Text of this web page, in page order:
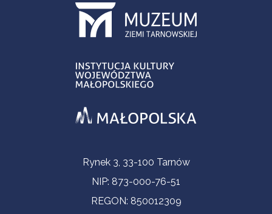
Informacje kontaktoweRynek 3, 33-100 Tarnów
NIP: 873-000-76-51
REGON: 850012309